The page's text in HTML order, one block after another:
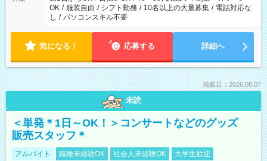
OK / 服装自由 / シフト勤務 / 10名以上の大量募集 / 電話対応な
し / パソコンスキル不要
気になる！ 応募する 詳細へ
掲載日：2026.08.07
未読
＜単発＊1日～OK！＞コンサートなどのグッズ
販売スタッフ＊
アルバイト 職種未経験OK 社会人未経験OK
大学生歓迎